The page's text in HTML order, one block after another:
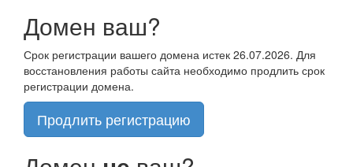
Домен ваш?
Срок регистрации вашего домена истек 26.07.2026. Для
восстановления работы сайта необходимо продлить срок
регистрации домена.
Продлить регистрацию